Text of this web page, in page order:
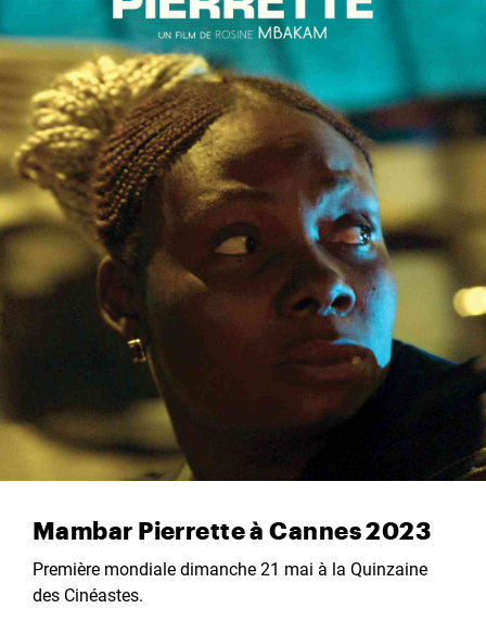
Mambar Pierrette à Cannes 2023
Première mondiale dimanche 21 mai à la Quinzaine
des Cinéastes.